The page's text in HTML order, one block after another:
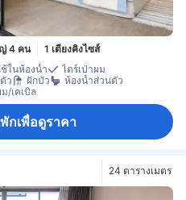
4 คน
1 เตียงคิงไซส์
ในห้องน้ำ
ไดร์เป่าผม
ว ฝักบัว
ห้องน้ำส่วนตัว
/เคเบิล
กเพื่อดูราคา
24 ตารางเมตร